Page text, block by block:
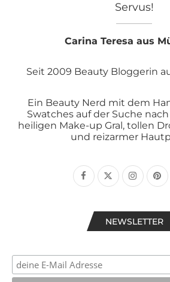
Servus!
Carina Teresa aus
Seit 2009 Beauty Bloggerin
Ein Beauty Nerd mit dem
Swatches auf der Suche
heiligen Make-up Gral, tollen
und reizarmer
NEWSLETTER